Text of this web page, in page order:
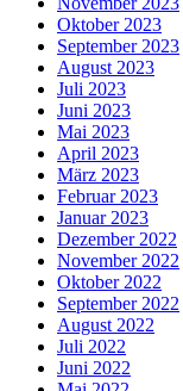
Oktober 2023
September 2023
August 2023
Juli 2023
Juni 2023
Mai 2023
April 2023
März 2023
Februar 2023
Januar 2023
Dezember 2022
November 2022
Oktober 2022
September 2022
August 2022
Juli 2022
Juni 2022